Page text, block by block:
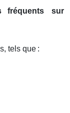
sur
tels que :